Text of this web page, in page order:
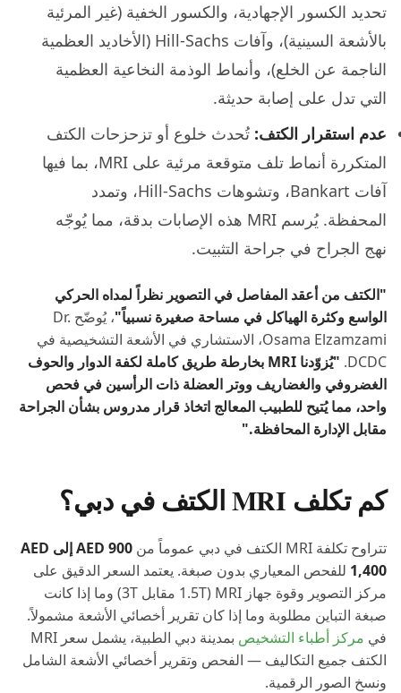
تحديد الكسور الإجهادية، والكسور الخفية (غير المرئية
بالأشعة السينية)، وآفات Hill-Sachs (الأخاديد العظمية
الناجمة عن الخلع)، وأنماط الوذمة النخاعية العظمية
التي تدل على إصابة حديثة.
عدم استقرار الكتف: تُحدث خلوع أو تزحزحات الكتف
المتكررة أنماط تلف متوقعة مرئية على MRI، بما فيها
آفات Bankart، وتشوهات Hill-Sachs، وتمدد
المحفظة. يُرسم MRI هذه الإصابات بدقة، مما يُوجّه
نهج الجراح في جراحة التثبيت.
"الكتف من أعقد المفاصل في التصوير نظراً لمداه الحركي
الواسع وكثرة الهياكل في مساحة صغيرة نسبياً"
، يُوضّح Dr.
Osama Elzamzami، الاستشاري في الأشعة التشخيصية في
DCDC.
"يُزوّدنا MRI بخارطة طريق كاملة لكفة الدوار والحوف
الغضروفي والغضاريف ووتر العضلة ذات الرأسين في فحص
واحد، مما يُتيح للطبيب المعالج اتخاذ قرار مدروس بشأن الجراحة
مقابل الإدارة المحافظة."
كم تكلف MRI الكتف في دبي؟
تتراوح تكلفة MRI الكتف في دبي عموماً من
AED 900 إلى AED
1,400 للفحص المعياري بدون صبغة. يعتمد السعر الدقيق على
مركز التصوير وقوة جهاز MRI (1.5T مقابل 3T) وما إذا كانت
صبغة التباين مطلوبة وما إذا كان تقرير أخصائي الأشعة مشمولاً.
في مركز أطباء التشخيص
بمدينة دبي الطبية، يشمل سعر MRI
الكتف جميع التكاليف — الفحص وتقرير أخصائي الأشعة الشامل
ونسخ الصور الرقمية.